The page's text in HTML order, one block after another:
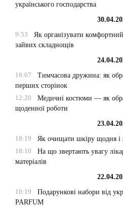
українського господарства
9:53
Як організувати
зайвих складнощів
16:07
Тимчасова дружина: як
перших сторінок
12:20
Медичні костюми — як
щоденної роботи
18:19
Як очищати шкіру щодня і
18:10
На що звертають увагу
матеріалів
10:19
Подарункові набори від
PARFUM